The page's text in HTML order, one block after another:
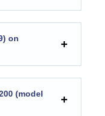
on
(model